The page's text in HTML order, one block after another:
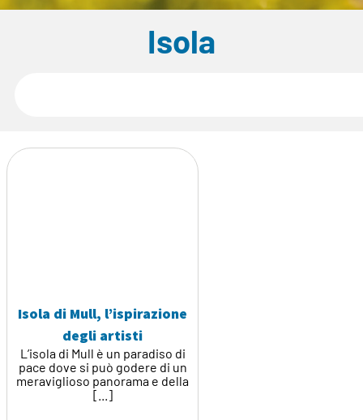
Isola
Isola di Mull, l’ispirazione
degli artisti
L’isola di Mull è un paradiso di
pace dove si può godere di un
meraviglioso panorama e della
[...]